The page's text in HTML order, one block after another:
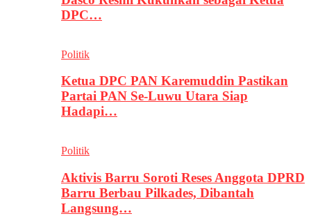
DPC…
Politik
Ketua DPC PAN Karemuddin Pastikan
Partai PAN Se-Luwu Utara Siap
Hadapi…
Politik
Aktivis Barru Soroti Reses Anggota DPRD
Barru Berbau Pilkades, Dibantah
Langsung…